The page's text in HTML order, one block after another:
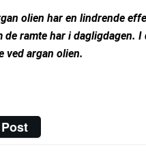
olien har en lindrende
de ramte har i
ved argan olien.
Post